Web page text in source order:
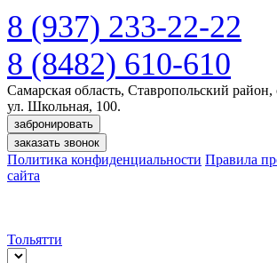
8 (937) 233-22-22
8 (8482) 610-610
Самарская область, Ставропольский
ул. Школьная, 100.
забронировать
заказать звонок
Политика конфиденциальности Правила
сайта
Тольятти